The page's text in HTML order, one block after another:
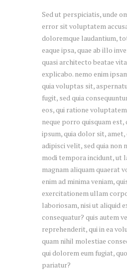
Sed ut perspiciatis, unde
error sit voluptatem
doloremque laudantium,
eaque ipsa, quae ab illo
quasi architecto beatae
explicabo. nemo enim
quia voluptas sit,
fugit, sed quia
eos, qui ratione
neque porro quisquam est,
ipsum, quia dolor sit,
adipisci velit, sed quia non
modi tempora incidunt, ut
magnam aliquam quaerat
enim ad minima veniam,
exercitationem ullam
laboriosam, nisi ut aliquid
consequatur? quis autem
reprehenderit, qui in ea
quam nihil molestiae
qui dolorem eum fugiat,
pariatur?